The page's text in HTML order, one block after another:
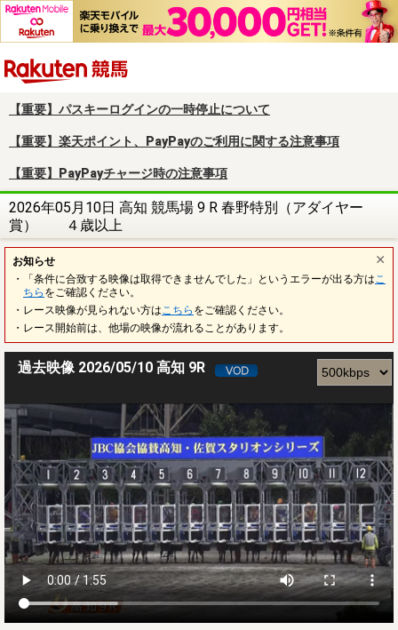
【重要】パスキーログインの一時停止について
【重要】楽天ポイント、PayPayのご利用に関する注意事項
【重要】PayPayチャージ時の注意事項
2026年05月10日 高知 競馬場 9 R 春野特別（アダイヤー
賞） ４歳以上
お知らせ
・「条件に合致する映像は取得できませんでした」というエラーが出る方は こ
ちら をご確認ください。
・レース映像が見られない方は こちら をご確認ください。
・レース開始前は、他場の映像が流れることがあります。
過去映像 2026/05/10 高知 9R